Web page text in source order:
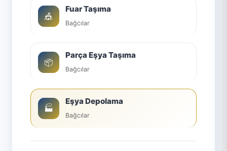
🎪
Fuar Taşıma
Bağcılar
📦
Parça Eşya Taşıma
Bağcılar
🏭
Eşya Depolama
Bağcılar